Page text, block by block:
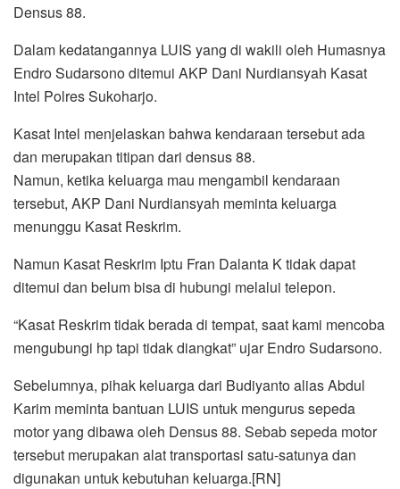
Densus 88.
Dalam kedatangannya LUIS yang di wakili oleh Humasnya
Endro Sudarsono ditemui AKP Dani Nurdiansyah Kasat
Intel Polres Sukoharjo.
Kasat Intel menjelaskan bahwa kendaraan tersebut ada
dan merupakan titipan dari densus 88.
Namun, ketika keluarga mau mengambil kendaraan
tersebut, AKP Dani Nurdiansyah meminta keluarga
menunggu Kasat Reskrim.
Namun Kasat Reskrim Iptu Fran Dalanta K tidak dapat
ditemui dan belum bisa di hubungi melalui telepon.
“Kasat Reskrim tidak berada di tempat, saat kami mencoba
mengubungi hp tapi tidak diangkat” ujar Endro Sudarsono.
Sebelumnya, pihak keluarga dari Budiyanto alias Abdul
Karim meminta bantuan LUIS untuk mengurus sepeda
motor yang dibawa oleh Densus 88. Sebab sepeda motor
tersebut merupakan alat transportasi satu-satunya dan
digunakan untuk kebutuhan keluarga.[RN]